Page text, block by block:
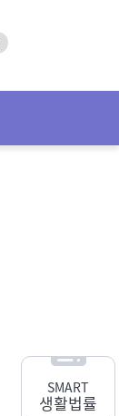
SMART
생활법률